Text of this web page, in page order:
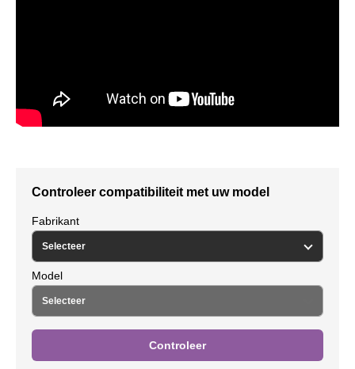
Controleer compatibiliteit met uw model
Fabrikant
Model
Controleer